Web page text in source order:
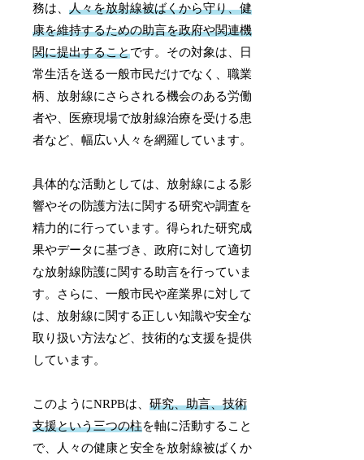
務は、人々を放射線被ばくから守り、健
康を維持するための助言を政府や関連機
関に提出することです。その対象は、日
常生活を送る一般市民だけでなく、職業
柄、放射線にさらされる機会のある労働
者や、医療現場で放射線治療を受ける患
者など、幅広い人々を網羅しています。
具体的な活動としては、放射線による影
響やその防護方法に関する研究や調査を
精力的に行っています。得られた研究成
果やデータに基づき、政府に対して適切
な放射線防護に関する助言を行っていま
す。さらに、一般市民や産業界に対して
は、放射線に関する正しい知識や安全な
取り扱い方法など、技術的な支援を提供
しています。
このようにNRPBは、研究、助言、技術
支援という三つの柱を軸に活動すること
で、人々の健康と安全を放射線被ばくか